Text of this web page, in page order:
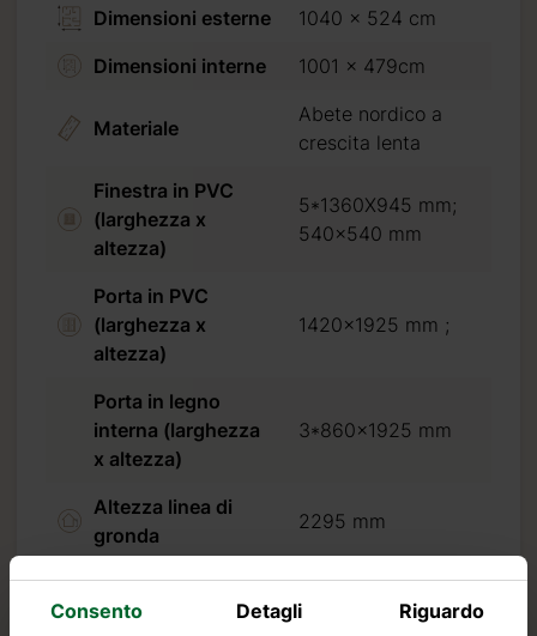
Dimensioni esterne
1040 x 524 cm
Dimensioni interne
1001 x 479cm
Materiale
Abete nordico a
crescita lenta
Finestra in PVC
(larghezza x
altezza)
5*1360X945 mm;
540x540 mm
Porta in PVC
(larghezza x
altezza)
1420x1925 mm ;
Porta in legno
interna (larghezza
x altezza)
3*860x1925 mm
Altezza linea di
gronda
2295 mm
Altezza al colmo 2700 mm
isolamento
isolamento
Consento Detagli Riguardo